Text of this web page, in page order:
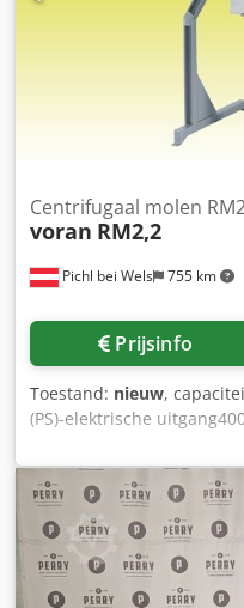
Pichl bei Wels 755 km
Centrifugaal molen
voran RM2,2
Prijsinfo
Toestand: nieuw,
(PS)-elektrische
Afmetingen: lengte550
hoogte1 145 mm hoogte
resp. ontlaadhoogte1
statief)45 / 60
en
Csdpfx Ajb I Sw Ieaneha